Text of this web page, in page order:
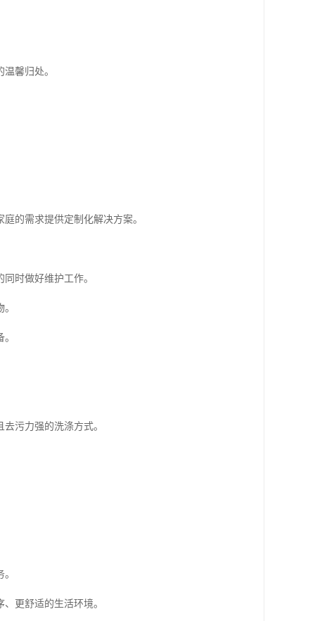
馨归处。
的需求提供定制化解决方案。
时做好维护工作。
污力强的洗涤方式。
更舒适的生活环境。